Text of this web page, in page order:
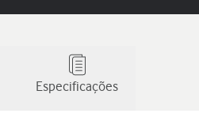
Especificações